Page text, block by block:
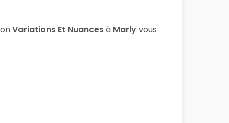
Variations Et Nuancesà Marlyvous